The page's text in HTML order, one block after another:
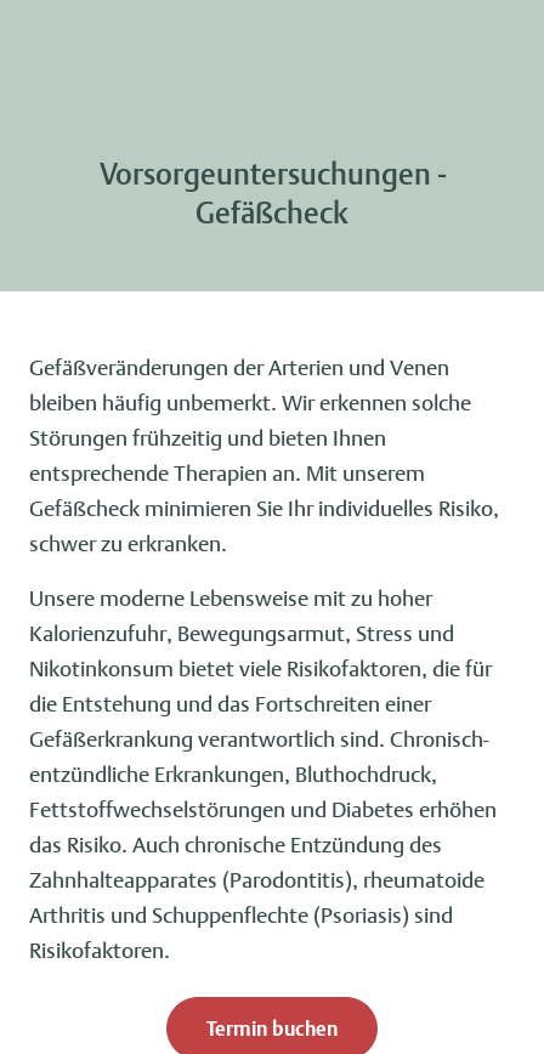
Vorsorgeuntersuchungen -
Gefäßcheck
Gefäßveränderungen der Arterien und Venen
bleiben häufig unbemerkt. Wir erkennen solche
Störungen frühzeitig und bieten Ihnen
entsprechende Therapien an. Mit unserem
Gefäßcheck minimieren Sie Ihr individuelles Risiko,
schwer zu erkranken.
Unsere moderne Lebensweise mit zu hoher
Kalorienzufuhr, Bewegungsarmut, Stress und
Nikotinkonsum bietet viele Risikofaktoren, die für
die Entstehung und das Fortschreiten einer
Gefäßerkrankung verantwortlich sind. Chronisch-
entzündliche Erkrankungen, Bluthochdruck,
Fettstoffwechselstörungen und Diabetes erhöhen
das Risiko. Auch chronische Entzündung des
Zahnhalteapparates (Parodontitis), rheumatoide
Arthritis und Schuppenflechte (Psoriasis) sind
Risikofaktoren.
Termin buchen